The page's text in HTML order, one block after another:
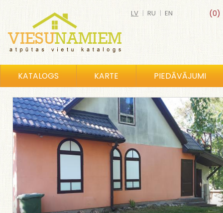
(0)
LV | RU | EN
KATALOGS KARTE PIEDĀVĀJUMI